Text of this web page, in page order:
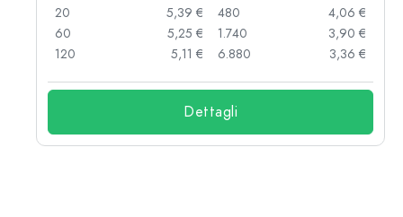
20
5,39 €
60
5,25 €
120
5,11 €
480
4,06 €
1.740
3,90 €
6.880
3,36 €
Dettagli